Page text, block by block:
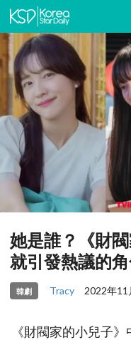
她是誰？《財
就引發熱議的
韓劇 Tracy 2022年11
《財閥家的小兒子